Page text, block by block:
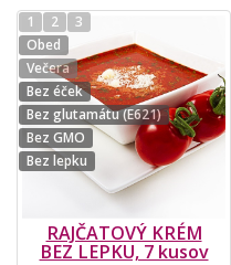
1 2
3
Obed
Večera
Bez éček
Bez glutamátu (E621)
Bez GMO
Bez lepku
RAJČATOVÝ KRÉM
BEZ LEPKU, 7 kusov